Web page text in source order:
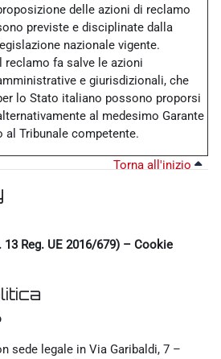
delle azioni di reclamo
previste e disciplinate dalla
legislazione nazionale vigente.
reclamo fa salve le azioni
e giurisdizionali, che
lo Stato italiano possono proporsi
al medesimo Garante
al Tribunale competente.
Torna all'inizio
Reg. UE 2016/679) – Cookie
sede legale in Via Garibaldi, 7 –